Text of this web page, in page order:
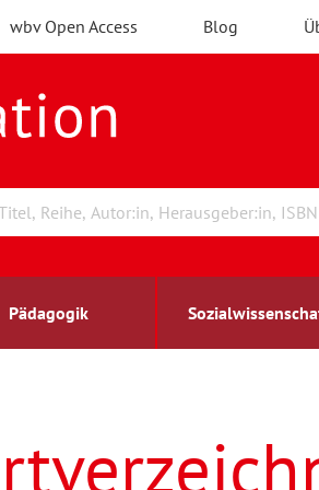
wbv Open Access Blog
Pädagogik